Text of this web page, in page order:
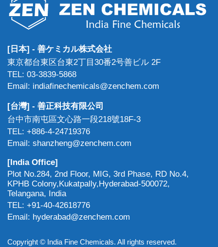
[日本] - 善ケミカル株式会社
東京都台東区台東2丁目30番2号善ビル 2F
TEL: 03-3839-5868
Email: indiafinechemicals@zenchem.com
[台灣] - 善正科技有限公司
台中市南屯區文心路一段218號18F-3
TEL: +886-4-24719376
Email: shanzheng@zenchem.com
[India Office]
Plot No.284, 2nd Floor, MIG, 3rd Phase, RD No.4,
KPHB Colony,Kukatpally,Hyderabad-500072,
Telangana, India
TEL: +91-40-42618776
Email: hyderabad@zenchem.com
Copyright © India Fine Chemicals. All rights reserved.